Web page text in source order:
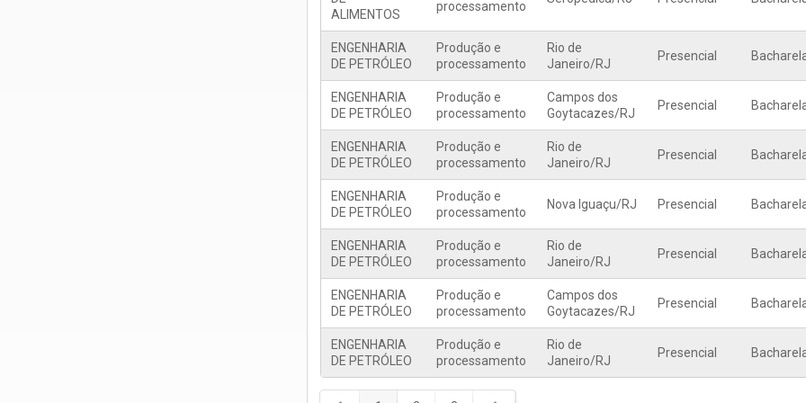
ALIMENTOS
processamento
ENGENHARIA
DE PETRÓLEO
Produção e
processamento
Rio de
Janeiro/RJ
Presencial
ENGENHARIA
DE PETRÓLEO
Produção e
processamento
Campos dos
Goytacazes/RJ
Presencial
ENGENHARIA
DE PETRÓLEO
Produção e
processamento
Rio de
Janeiro/RJ
Presencial
ENGENHARIA
DE PETRÓLEO
Produção e
processamento
Nova Iguaçu/RJ Presencial
ENGENHARIA
DE PETRÓLEO
Produção e
processamento
Rio de
Janeiro/RJ
Presencial
ENGENHARIA
DE PETRÓLEO
Produção e
processamento
Campos dos
Goytacazes/RJ
Presencial
ENGENHARIA
DE PETRÓLEO
Produção e
processamento
Rio de
Janeiro/RJ
Presencial